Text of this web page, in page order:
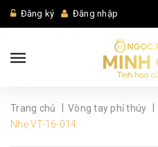
Đăng ký Đăng nhập
Trang chủ Vòng tay phỉ thúy
Nhẹ VT-16-014